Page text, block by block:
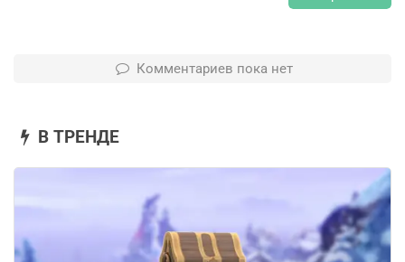
Комментариев пока нет
В ТРЕНДЕ